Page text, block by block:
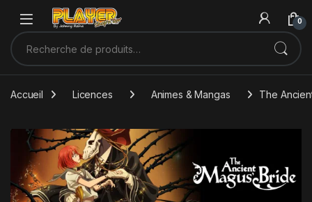
Sauter à la navigation
Skip to content
0
Recherche pour :
Accueil Licences Animes & Mangas The